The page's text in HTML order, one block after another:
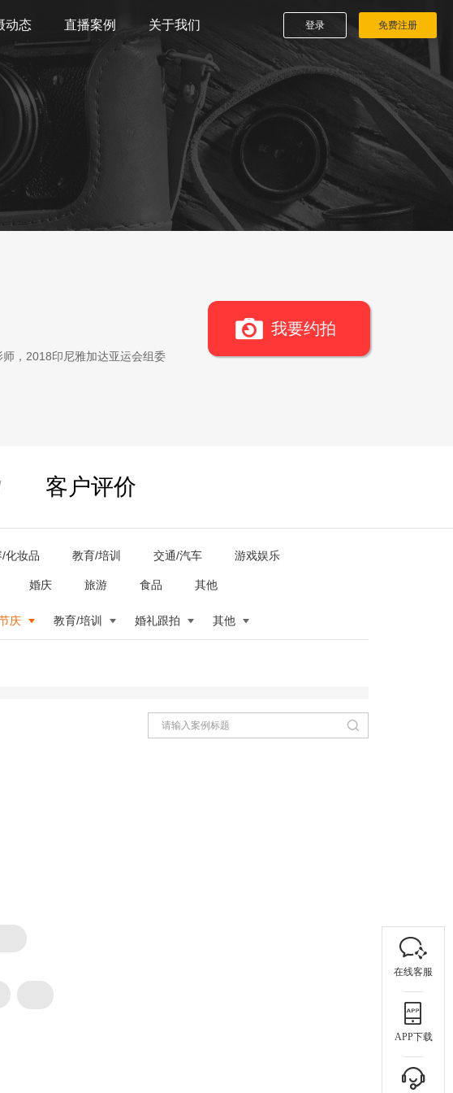
动态 直播案例 关于我们 登录 免费注册
，2018印尼雅加达亚运会组委
我要约拍
客户评价
/化妆品 教育/培训 交通/汽车 游戏娱乐
婚庆 旅游 食品 其他
庆 教育/培训 婚礼跟拍 其他
在线客服
APP下载